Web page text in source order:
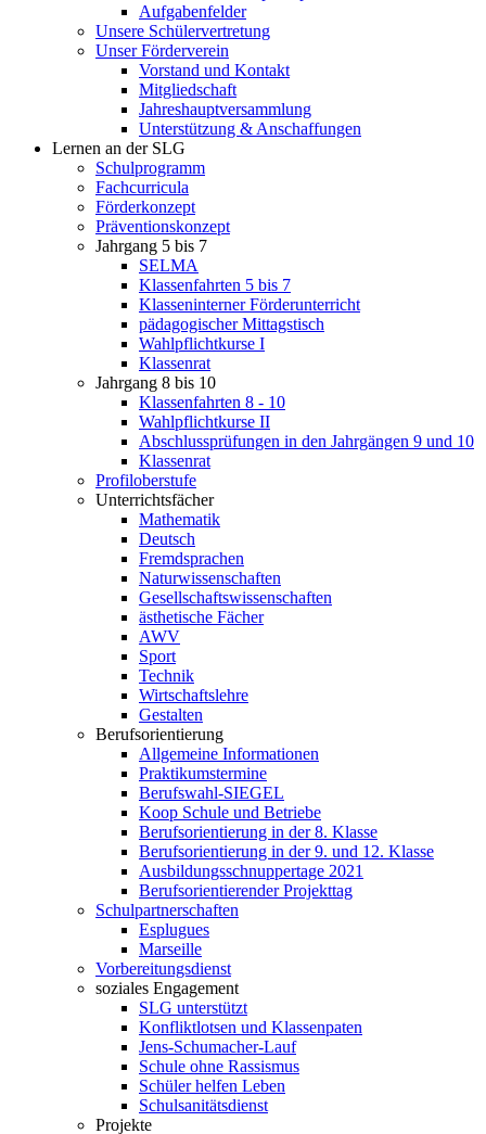
Aufgabenfelder
Unsere Schülervertretung
Unser Förderverein
Vorstand und Kontakt
Mitgliedschaft
Jahreshauptversammlung
Unterstützung & Anschaffungen
Lernen an der SLG
Schulprogramm
Fachcurricula
Förderkonzept
Präventionskonzept
Jahrgang 5 bis 7
SELMA
Klassenfahrten 5 bis 7
Klasseninterner Förderunterricht
pädagogischer Mittagstisch
Wahlpflichtkurse I
Klassenrat
Jahrgang 8 bis 10
Klassenfahrten 8 - 10
Wahlpflichtkurse II
Abschlussprüfungen in den Jahrgängen 9 und 10
Klassenrat
Profiloberstufe
Unterrichtsfächer
Mathematik
Deutsch
Fremdsprachen
Naturwissenschaften
Gesellschaftswissenschaften
ästhetische Fächer
AWV
Sport
Technik
Wirtschaftslehre
Gestalten
Berufsorientierung
Allgemeine Informationen
Praktikumstermine
Berufswahl-SIEGEL
Koop Schule und Betriebe
Berufsorientierung in der 8. Klasse
Berufsorientierung in der 9. und 12. Klasse
Ausbildungsschnuppertage 2021
Berufsorientierender Projekttag
Schulpartnerschaften
Esplugues
Marseille
Vorbereitungsdienst
soziales Engagement
SLG unterstützt
Konfliktlotsen und Klassenpaten
Jens-Schumacher-Lauf
Schule ohne Rassismus
Schüler helfen Leben
Schulsanitätsdienst
Projekte